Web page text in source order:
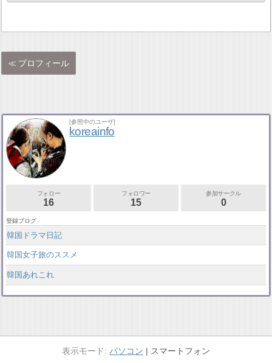
プロフィール
[参照中のユーザ]
koreainfo
フォロー
16
フォロワー
15
参加サークル
0
登録ブログ
韓国ドラマ日記
韓国女子旅のススメ
韓国あれこれ
パソコン スマートフォン